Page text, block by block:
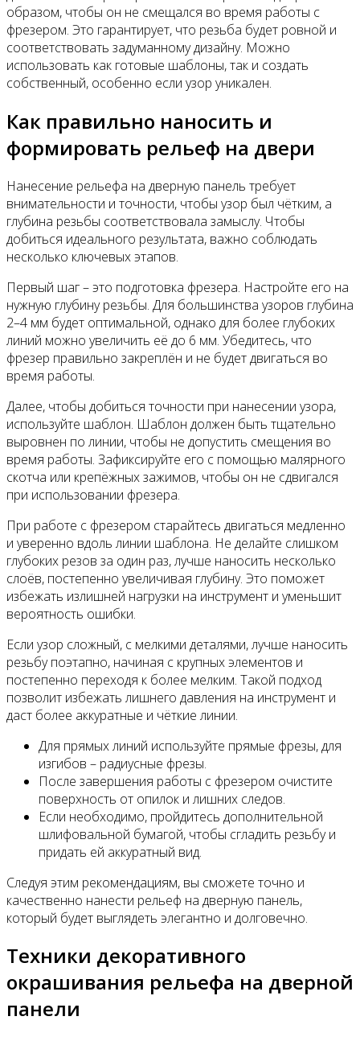
образом, чтобы он не смещался во время работы с
фрезером. Это гарантирует, что резьба будет ровной и
соответствовать задуманному дизайну. Можно
использовать как готовые шаблоны, так и создать
собственный, особенно если узор уникален.
Как правильно наносить и
формировать рельеф на двери
Нанесение рельефа на дверную панель требует
внимательности и точности, чтобы узор был чётким, а
глубина резьбы соответствовала замыслу. Чтобы
добиться идеального результата, важно соблюдать
несколько ключевых этапов.
Первый шаг – это подготовка фрезера. Настройте его на
нужную глубину резьбы. Для большинства узоров глубина
2–4 мм будет оптимальной, однако для более глубоких
линий можно увеличить её до 6 мм. Убедитесь, что
фрезер правильно закреплён и не будет двигаться во
время работы.
Далее, чтобы добиться точности при нанесении узора,
используйте шаблон. Шаблон должен быть тщательно
выровнен по линии, чтобы не допустить смещения во
время работы. Зафиксируйте его с помощью малярного
скотча или крепёжных зажимов, чтобы он не сдвигался
при использовании фрезера.
При работе с фрезером старайтесь двигаться медленно
и уверенно вдоль линии шаблона. Не делайте слишком
глубоких резов за один раз, лучше наносить несколько
слоёв, постепенно увеличивая глубину. Это поможет
избежать излишней нагрузки на инструмент и уменьшит
вероятность ошибки.
Если узор сложный, с мелкими деталями, лучше наносить
резьбу поэтапно, начиная с крупных элементов и
постепенно переходя к более мелким. Такой подход
позволит избежать лишнего давления на инструмент и
даст более аккуратные и чёткие линии.
Для прямых линий используйте прямые фрезы, для
изгибов – радиусные фрезы.
После завершения работы с фрезером очистите
поверхность от опилок и лишних следов.
Если необходимо, пройдитесь дополнительной
шлифовальной бумагой, чтобы сгладить резьбу и
придать ей аккуратный вид.
Следуя этим рекомендациям, вы сможете точно и
качественно нанести рельеф на дверную панель,
который будет выглядеть элегантно и долговечно.
Техники декоративного
окрашивания рельефа на дверной
панели